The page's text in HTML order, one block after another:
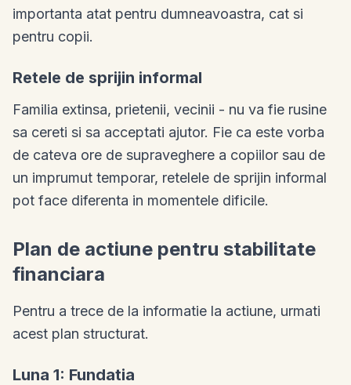
importanta atat pentru dumneavoastra, cat si
pentru copii.
Retele de sprijin informal
Familia extinsa, prietenii, vecinii - nu va fie rusine
sa cereti si sa acceptati ajutor. Fie ca este vorba
de cateva ore de supraveghere a copiilor sau de
un imprumut temporar, retelele de sprijin informal
pot face diferenta in momentele dificile.
Plan de actiune pentru stabilitate
financiara
Pentru a trece de la informatie la actiune, urmati
acest plan structurat.
Luna 1: Fundatia